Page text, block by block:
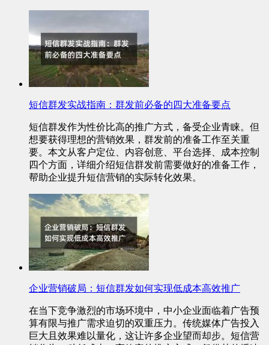
短信群发实战指南：群发前必备的四大准备要点
短信群发作为性价比高的推广方式，备受企业青睐。但
想要获得理想的营销效果，群发前的准备工作至关重
要。本文从客户定位、内容创意、平台选择、成本控制
四个方面，详细介绍短信群发前需要做好的准备工作，
帮助企业提升短信营销的实际转化效果。
企业营销破局：短信群发如何实现低成本高效推广
在当下竞争激烈的市场环境中，中小企业面临着广告预
算有限与推广需求迫切的双重压力。传统媒体广告投入
巨大且效果难以量化，这让许多企业望而却步。短信营